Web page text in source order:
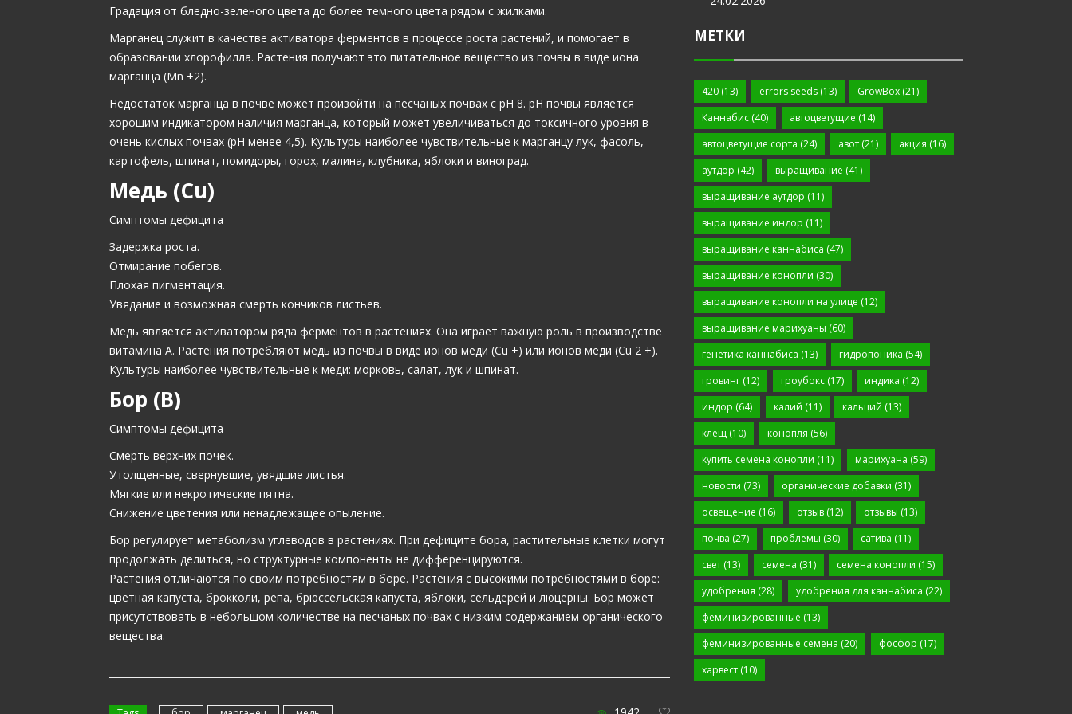
Градация от бледно-зеленого цвета до более темного цвета рядом с жилками.
Марганец служит в качестве активатора ферментов в процессе роста растений, и помогает в
образовании хлорофилла. Растения получают это питательное вещество из почвы в виде иона
марганца (Mn +2).
Недостаток марганца в почве может произойти на песчаных почвах с рН 8. рН почвы является
хорошим индикатором наличия марганца, который может увеличиваться до токсичного уровня в
очень кислых почвах (рН менее 4,5). Культуры наиболее чувствительные к марганцу лук, фасоль,
картофель, шпинат, помидоры, горох, малина, клубника, яблоки и виноград.
Медь (Cu)
Симптомы дефицита
Задержка роста.
Отмирание побегов.
Плохая пигментация.
Увядание и возможная смерть кончиков листьев.
Медь является активатором ряда ферментов в растениях. Она играет важную роль в производстве
витамина А. Растения потребляют медь из почвы в виде ионов меди (Cu +) или ионов меди (Cu 2 +).
Культуры наиболее чувствительные к меди: морковь, салат, лук и шпинат.
Бор (B)
Симптомы дефицита
Смерть верхних почек.
Утолщенные, свернувшие, увядшие листья.
Мягкие или некротические пятна.
Снижение цветения или ненадлежащее опыление.
Бор регулирует метаболизм углеводов в растениях. При дефиците бора, растительные клетки могут
продолжать делиться, но структурные компоненты не дифференцируются.
Растения отличаются по своим потребностям в боре. Растения с высокими потребностями в боре:
цветная капуста, брокколи, репа, брюссельская капуста, яблоки, сельдерей и люцерны. Бор может
присутствовать в небольшом количестве на песчаных почвах с низким содержанием органического
вещества.
МЕТКИ
420 (13) errors seeds(13) GrowBox (21)
Каннабис (40) автоцветущие (14)
автоцветущие сорта (24) азот(21) акция (16)
аутдор (42) выращивание (41)
выращивание аутдор (11)
выращивание индор (11)
выращивание каннабиса (47)
выращивание конопли (30)
выращивание конопли на улице (12)
выращивание марихуаны (60)
генетика каннабиса (13) гидропоника (54)
гровинг (12) гроубокс(17) индика (12)
индор (64) калий (11) кальций (13)
клещ (10) конопля (56)
купить семена конопли (11) марихуана (59)
новости (73) органические добавки (31)
освещение (16) отзыв(12) отзывы (13)
почва (27) проблемы (30) сатива (11)
свет (13) семена (31) семена конопли (15)
удобрения (28) удобрения для каннабиса (22)
феминизированные (13)
феминизированные семена (20) фосфор (17)
харвест (10)